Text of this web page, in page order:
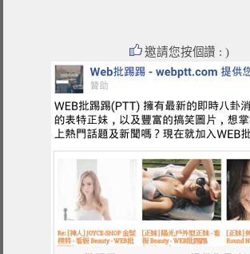
邀請您按個讚 : )